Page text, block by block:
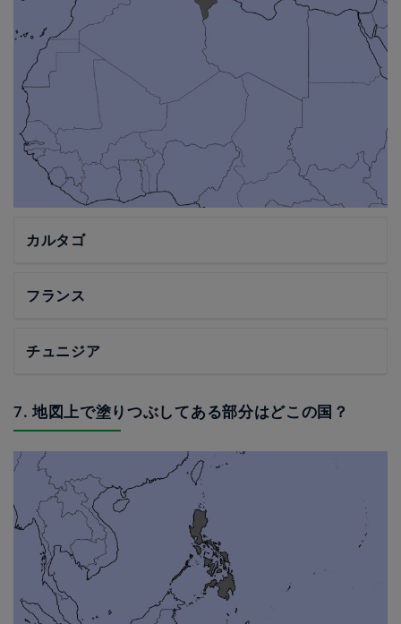
カルタゴ
フランス
チュニジア
7. 地図上で塗りつぶしてある部分はどこの国？